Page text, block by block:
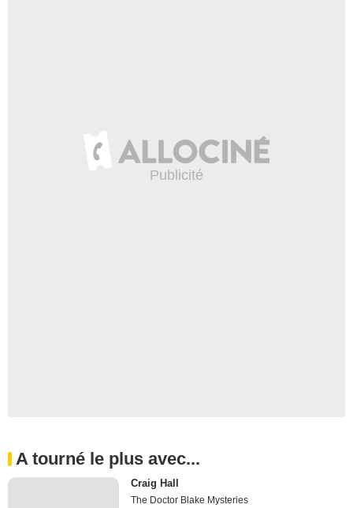
A tourné le plus avec...
Craig Hall
The Doctor Blake Mysteries